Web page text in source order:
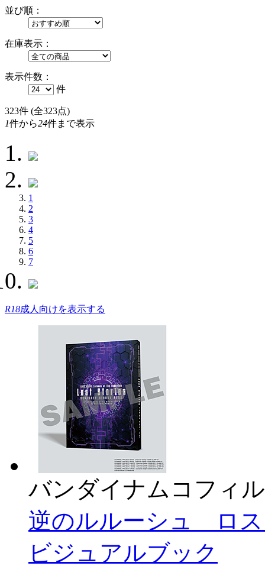
並び順：
在庫表示：
表示件数：
件
323件 (全323点)
1件から24件まで表示
1
2
3
4
5
6
7
R18成人向けを表示する
バンダイナムコフィ
逆のルルーシュ ロス
ビジュアルブック